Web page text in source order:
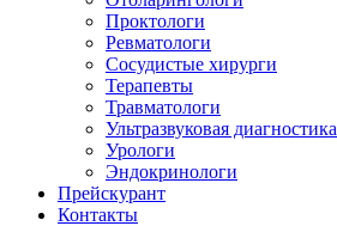
Проктологи
Ревматологи
Сосудистые хирурги
Терапевты
Травматологи
Ультразвуковая диагностика
Урологи
Эндокринологи
Прейскурант
Контакты